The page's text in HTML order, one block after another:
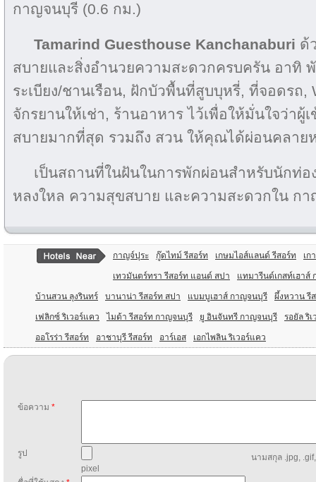
กาญจนบุรี (0.6 กม.)
Tamarind Guesthouse Kanchanaburi ด้
สบายและสิ่งอำนวยความสะดวกครบครัน อาทิ
ระเบียง/ชานเรือน, ฝักบัวพื้นที่สูบบุหรี่, ที่จอดรถ,
จักรยานให้เช่า, ร้านอาหาร ไว้เพื่อให้มั่นใจว่าผู้
สบายมากที่สุด รวมถึง สวน ให้คุณได้ผ่อนคลาย
เป็นสถานที่ในฝันในการพักผ่อนสำหรับนักท่อ
หลงใหล ความสุขสบาย และความสะดวกใน ก
กาญจ์ปุระ กู๊ดไทม์ รีสอร์ท เกษมไอส์แลนด์ รีสอร์ท เก
เทวมันตร์ทรา รีสอร์ท แอนด์ สปา แทมารีนด์เกสท์เฮาส์
บ้านสวน ลุงรินทร์ บานาน่า รีสอร์ท สปา แบมบูเฮาส์ กาญจนบุรี ผึ้งหวาน รี
เฟลิกซ์ ริเวอร์แคว ไมด้า รีสอร์ท กาญจนบุรี ยู อินจันทรี กาญจนบุรี รอยัล ริ
ออโรร่า รีสอร์ท อาชาบุรี รีสอร์ท อาร์เอส เอกไพลิน ริเวอร์แคว
ข้อความ *
รูป
นามสกุล .jpg,
pixel